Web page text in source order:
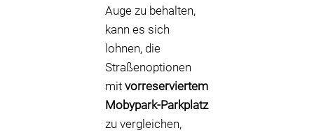
Auge zu behalten,
kann es sich
lohnen, die
Straßenoptionen
mit vorreserviertem
Mobypark-Parkplatz
zu vergleichen,